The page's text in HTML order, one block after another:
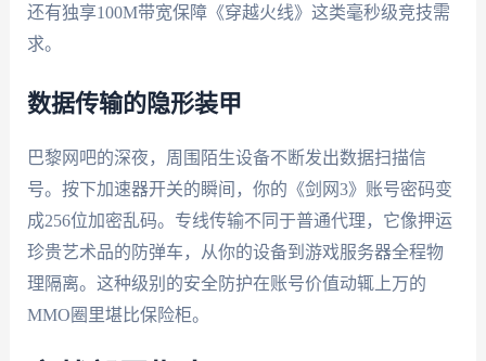
还有独享100M带宽保障《穿越火线》这类毫秒级竞技需
求。
数据传输的隐形装甲
巴黎网吧的深夜，周围陌生设备不断发出数据扫描信
号。按下加速器开关的瞬间，你的《剑网3》账号密码变
成256位加密乱码。专线传输不同于普通代理，它像押运
珍贵艺术品的防弹车，从你的设备到游戏服务器全程物
理隔离。这种级别的安全防护在账号价值动辄上万的
MMO圈里堪比保险柜。